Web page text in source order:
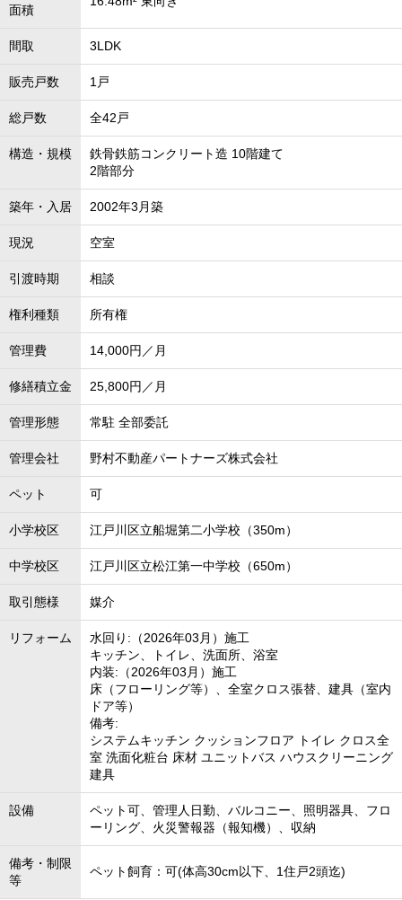
面積
間取 3LDK
販売戸数 1戸
総戸数 全42戸
構造・規模
鉄骨鉄筋コンクリート造 10階建て
2階部分
築年・入居 2002年3月築
現況 空室
引渡時期 相談
権利種類 所有権
管理費 14,000円／月
修繕積立金 25,800円／月
管理形態 常駐 全部委託
管理会社 野村不動産パートナーズ株式会社
ペット 可
小学校区 江戸川区立船堀第二小学校（350m）
中学校区 江戸川区立松江第一中学校（650m）
取引態様 媒介
リフォーム
水回り:（2026年03月）施工
キッチン、トイレ、洗面所、浴室
内装:（2026年03月）施工
床（フローリング等）、全室クロス張替、建具（室内
ドア等）
備考:
システムキッチン クッションフロア トイレ クロス全
室 洗面化粧台 床材 ユニットバス ハウスクリーニング
建具
設備
ペット可、管理人日勤、バルコニー、照明器具、フロ
ーリング、火災警報器（報知機）、収納
備考・制限
等
ペット飼育：可(体高30cm以下、1住戸2頭迄)